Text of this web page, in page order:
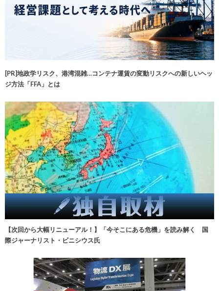
[PR]地政学リスク、港湾混雑…コンテナ運賃の変動リスクへの新しいヘッ
ジ方法「FFA」とは
【次回から大幅リニューアル！】「今そこにある危機」を読み解く 国
際ジャーナリスト・ビニシウス氏